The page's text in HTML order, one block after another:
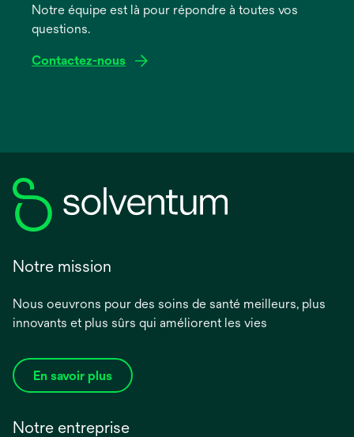
ongletNotre équipe est là pour répondre à toutes vos
questions.
Contactez-nous
Notre mission
Nous oeuvrons pour des soins de santé meilleurs, plus
innovants et plus sûrs qui améliorent les vies
En savoir plus
Notre entreprise